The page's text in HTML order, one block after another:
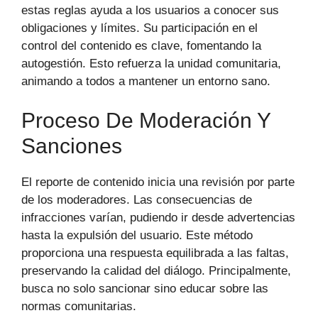
estas reglas ayuda a los usuarios a conocer sus
obligaciones y límites. Su participación en el
control del contenido es clave, fomentando la
autogestión. Esto refuerza la unidad comunitaria,
animando a todos a mantener un entorno sano.
Proceso De Moderación Y
Sanciones
El reporte de contenido inicia una revisión por parte
de los moderadores. Las consecuencias de
infracciones varían, pudiendo ir desde advertencias
hasta la expulsión del usuario. Este método
proporciona una respuesta equilibrada a las faltas,
preservando la calidad del diálogo. Principalmente,
busca no solo sancionar sino educar sobre las
normas comunitarias.